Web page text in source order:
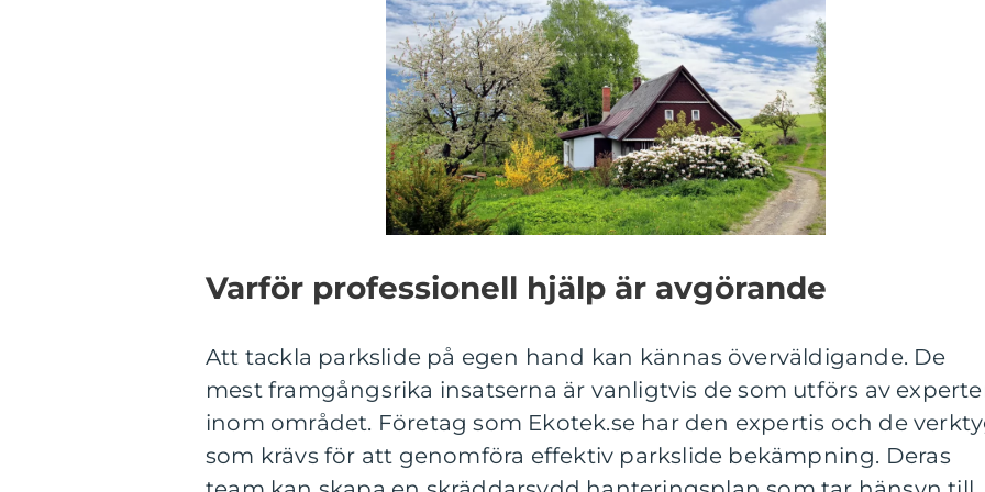
Varför professionell hjälp är avgörande
Att tackla parkslide på egen hand kan kännas överväldigande. De
mest framgångsrika insatserna är vanligtvis de som utförs av
inom området. Företag som Ekotek.se har den expertis och de
som krävs för att genomföra effektiv parkslide bekämpning. Deras